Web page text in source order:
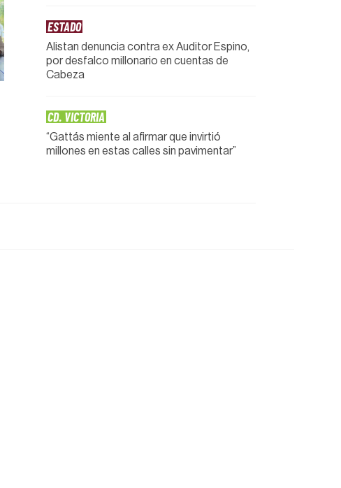
ESTADO
Alistan denuncia contra ex Auditor Espino,
por desfalco millonario en cuentas de
Cabeza
CD. VICTORIA
“Gattás miente al afirmar que invirtió
millones en estas calles sin pavimentar”